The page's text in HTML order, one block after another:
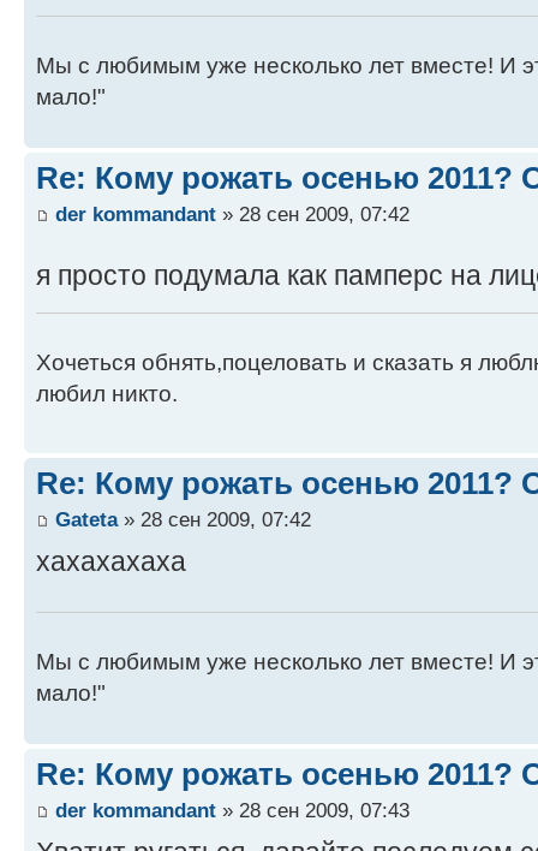
Мы с любимым уже несколько лет вместе! И
мало!"
Re: Кому рожать осенью 2011?
der kommandant » 28 сен 2009, 07:42
я просто подумала как памперс на
Хочеться обнять,поцеловать и сказать я
любил никто.
Re: Кому рожать осенью 2011?
Gateta» 28 сен 2009, 07:42
хахахахаха
Мы с любимым уже несколько лет вместе! И
мало!"
Re: Кому рожать осенью 2011?
der kommandant » 28 сен 2009, 07:43